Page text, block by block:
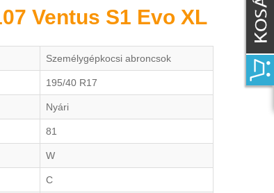
Ventus S1 Evo XL
Személygépkocsi abroncsok
195/40 R17
Nyári
81
W
C